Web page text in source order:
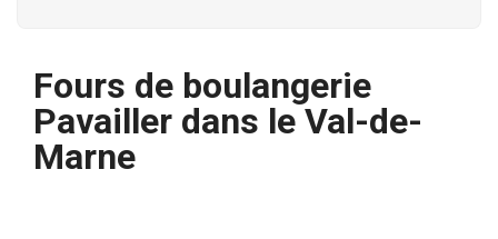
Fours de boulangerie
Pavailler dans le Val-de-
Marne